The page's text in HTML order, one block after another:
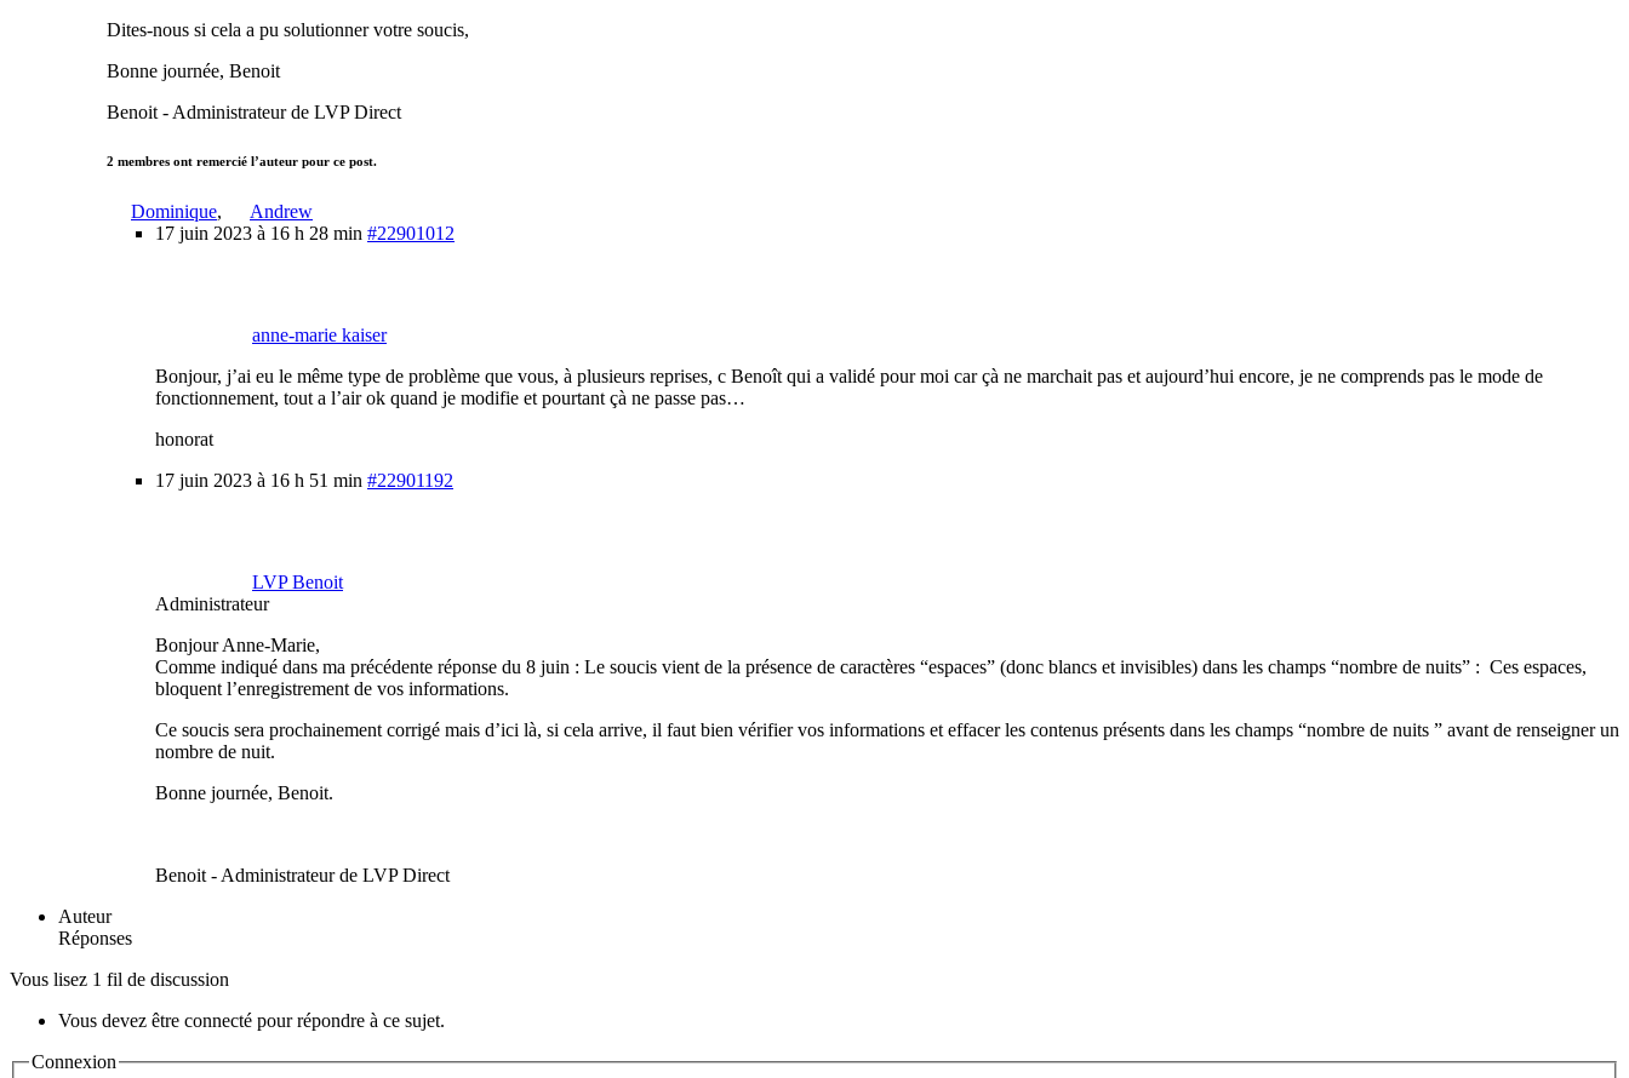
Dites-nous si cela a pu solutionner votre soucis,
Bonne journée, Benoit
Benoit - Administrateur de LVP Direct
2 membres ont remercié l’auteur pour ce post.
Dominique,
Andrew
17 juin 2023 à 16 h 28 min #22901012
anne-marie kaiser
Bonjour, j’ai eu le même type de problème que vous, à plusieurs reprises, c Benoît qui a validé pour moi car çà ne marchait pas et aujourd’hui encore, je ne comprends pas le mode de
fonctionnement, tout a l’air ok quand je modifie et pourtant çà ne passe pas…
honorat
17 juin 2023 à 16 h 51 min #22901192
LVP Benoit
Administrateur
Bonjour Anne-Marie,
Comme indiqué dans ma précédente réponse du 8 juin : Le soucis vient de la présence de caractères “espaces” (donc blancs et invisibles) dans les champs “nombre de nuits” : Ces espaces,
bloquent l’enregistrement de vos informations.
Ce soucis sera prochainement corrigé mais d’ici là, si cela arrive, il faut bien vérifier vos informations et effacer les contenus présents dans les champs “nombre de nuits ” avant de renseigner un
nombre de nuit.
Bonne journée, Benoit.
Benoit - Administrateur de LVP Direct
Auteur
Réponses
Vous lisez 1 fil de discussion
Vous devez être connecté pour répondre à ce sujet.
Connexion